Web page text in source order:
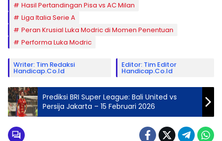
Hasil Pertandingan Pisa vs AC Milan
Liga Italia Serie A
Peran Krusial Luka Modric di Momen Penentuan
Performa Luka Modric
Writer: Tim Redaksi
Handicap.co.id
Editor: Tim Editor
Handicap.co.id
Prediksi BRI Super League: Bali United vs
Persija Jakarta – 15 Februari 2026